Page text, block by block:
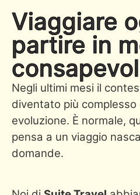
Viaggiare
partire in
Negli ultimi mesi il
diventato più complesso
evoluzione. È normale,
pensa a un viaggio
domande.